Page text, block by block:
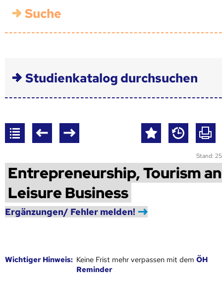
Suche
Studienkatalog durchsuchen
Stand:
Entrepreneurship, Tourism
Leisure Business
Ergänzungen/ Fehler melden!
Wich­ti­ger Hin­weis: Keine Frist mehr verpassen mit demÖH
Reminder